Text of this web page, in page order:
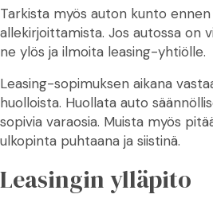
Tarkista myös auton kunto
allekirjoittamista. Jos autossa on
ne ylös ja ilmoita leasing-yhtiölle.
Leasing-sopimuksen aikana
huolloista. Huollata auto
sopivia varaosia. Muista myös
ulkopinta puhtaana ja siistinä.
Leasingin ylläpito